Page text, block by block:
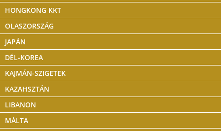
HONGKONG KKT
OLASZORSZÁG
JAPÁN
DÉL-KOREA
KAJMÁN-SZIGETEK
KAZAHSZTÁN
LIBANON
MÁLTA